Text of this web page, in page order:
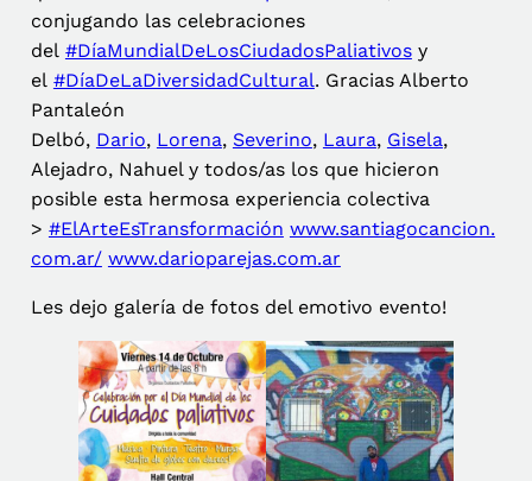
conjugando las celebraciones
del #DíaMundialDeLosCiudadosPaliativosy
el #DíaDeLaDiversidadCultural. Gracias Alberto
Pantaleón
Delbó, Dario, Lorena, Severino, Laura, Gisela,
Alejadro, Nahuel y todos/as los que hicieron
posible esta hermosa experiencia colectiva
> #ElArteEsTransformación www.santiagocancion.
com.ar/ www.darioparejas.com.ar
Les dejo galería de fotos del emotivo evento!